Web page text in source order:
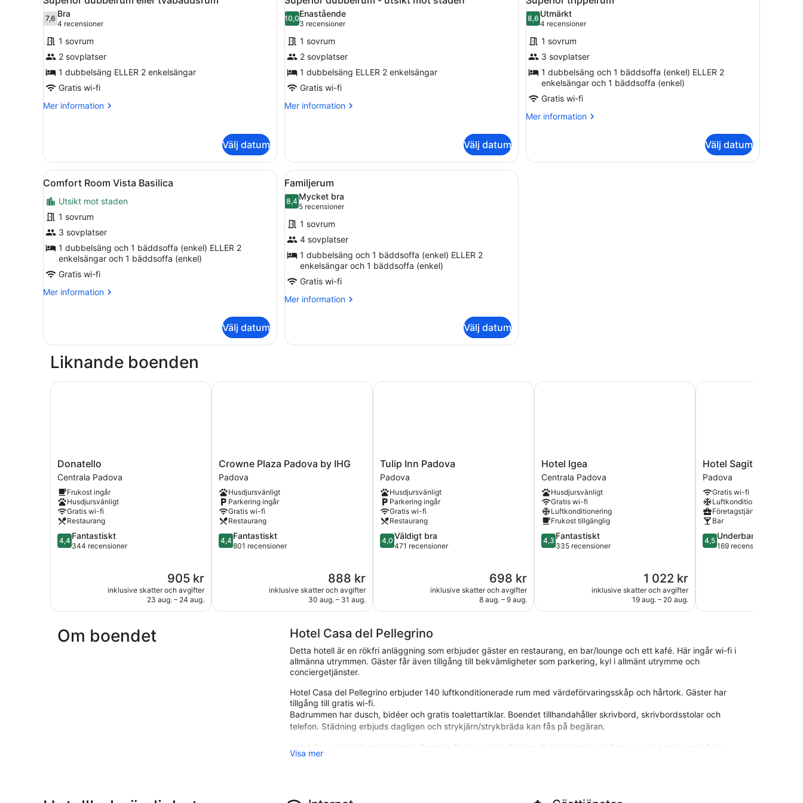
enkelsäng
mot
staden
alla
foton
för
Superior
dubbelrum
eller
tvåbäddsrum
7,67,6 av 10
Bra
4 recensioner
(4 recensioner)
1 sovrum
2 sovplatser
1 dubbelsäng ELLER 2 enkelsängar
Gratis wi-fi
Mer information
Mer
eller
tvåbäddsrum
Välj datum
alla
foton
för
Superior
dubbelrum
-
utsikt
mot
10,010,0 av 10
Enastående
3 recensioner
(3 recensioner)
1 sovrum
2 sovplatser
1 dubbelsäng ELLER 2 enkelsängar
Gratis wi-fi
Mer information
Mer
-
utsikt
mot
staden
Välj datum
alla
foton
för
Superior
trippelrum
8,68,6 av 10
Utmärkt
4 recensioner
(4 recensioner)
1 sovrum
3 sovplatser
1 dubbelsäng och 1 bäddsoffa (enkel) ELLER 2
enkelsängar och 1 bäddsoffa (enkel)
Gratis wi-fi
Mer information
Mer
trippelrum
Välj datum
Öppna
alla
foton
för
Comfort
Room
Vista
Basilica
Ett rum med en tv som är monterad på väggen, ett fönster med utsikt över en historisk byggnad och en grå soffa.
5
Comfort Room Vista Basilica
Utsikt mot staden
1 sovrum
3 sovplatser
1 dubbelsäng och 1 bäddsoffa (enkel) ELLER 2
enkelsängar och 1 bäddsoffa (enkel)
Gratis wi-fi
Mer information
Mer
Vista
Basilica
Välj datum
Öppna
alla
foton
för
Familjerum
Ett modernt hotellrum med en stor säng, ett skrivbord med en stol, en tv som är monterad på väggen
5
Familjerum
8,48,4 av 10
Mycket bra
5 recensioner
(5 recensioner)
1 sovrum
4 sovplatser
1 dubbelsäng och 1 bäddsoffa (enkel) ELLER 2
enkelsängar och 1 bäddsoffa (enkel)
Gratis wi-fi
Mer information
Mer
Välj datum
Liknande boenden
Donatello
Centrala
Padova
Donatello
Centrala Padova
Frukost ingår
Husdjursvänligt
Gratis wi-fi
Restaurang
4.4
av
4,4 Fantastiskt
344 recensioner
Priset
är
905 kr
905 kr
inklusive skatter och avgifter
23 aug. – 24 aug.
Donatello
Crowne
Plaza
Padova
by
IHG
Padova
Crowne Plaza Padova by IHG
Padova
Husdjursvänligt
Parkering ingår
Gratis wi-fi
Restaurang
4.4
av
4,4 Fantastiskt
801 recensioner
Priset
är
888 kr
888 kr
inklusive skatter och avgifter
30 aug. – 31 aug.
Crowne Plaza Padova by IHG
Tulip
Inn
Padova
Padova
Tulip Inn Padova
Padova
Husdjursvänligt
Parkering ingår
Gratis wi-fi
Restaurang
4.0
av
471 recensioner
4,0 Väldigt bra
471 recensioner
Priset
är
698 kr
698 kr
inklusive skatter och avgifter
8 aug. – 9 aug.
Tulip Inn Padova
Hotel
Igea
Centrala
Padova
Hotel Igea
Centrala Padova
Husdjursvänligt
Gratis wi-fi
Luftkonditionering
Frukost tillgänglig
4.3
av
4,3 Fantastiskt
335 recensioner
Priset
är
1 022 kr
1 022 kr
inklusive skatter och avgifter
19 aug. – 20 aug.
Hotel Igea
Hotel
Sagittario
Padova
Hotel Sagittario
Padova
Gratis wi-fi
Luftkonditionering
Företagstjänster
Bar
4.5
av
4,5 Underbart
169 recensioner
Hotel Sagittario
Om boendet Hotel Casa del Pellegrino
Detta hotell är en rökfri anläggning som erbjuder gäster en restaurang, en bar/lounge och ett kafé. Här ingår wi-fi i
allmänna utrymmen. Gäster får även tillgång till bekvämligheter som parkering, kyl i allmänt utrymme och
conciergetjänster.
Hotel Casa del Pellegrino erbjuder 140 luftkonditionerade rum med värdeförvaringsskåp och hårtork. Gäster har
tillgång till gratis wi-fi.
Badrummen har dusch, bidéer och gratis toalettartiklar. Boendet tillhandahåller skrivbord, skrivbordsstolar och
telefon. Städning erbjuds dagligen och strykjärn/strykbräda kan fås på begäran.
Hotel Casa del Pellegrino ligger i Centrala Padova, nära Basilica di Sant'Antonio di Padova och Loggia och Odeo
Cornaro. Detta hotell med 3 stjärnor har 140 rum och ståtar med en restaurang och en bar/lounge, samt gratis wi-fi
Visa mer